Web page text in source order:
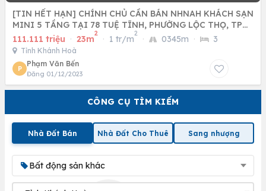
CÔNG CỤ TÌM KIẾM
Nhà Đất Bán Nhà Đất Cho Thuê Sang nhượng
Bất động sản khác
[TIN HẾT HẠN] CHÍNH CHỦ CẦN BÁN NHNAH KHÁCH SẠN
MINI 5 TẦNG TẠI 78 TUỆ TĨNH, PHƯỜNG LỘC THỌ, TP
NHA TRANG
111.111 triệu · 23m
2
· 1 tr/m
2
· 0345m · 3
Tỉnh Khánh Hoà
P
Phạm Văn Bến
Đăng 01/12/2023